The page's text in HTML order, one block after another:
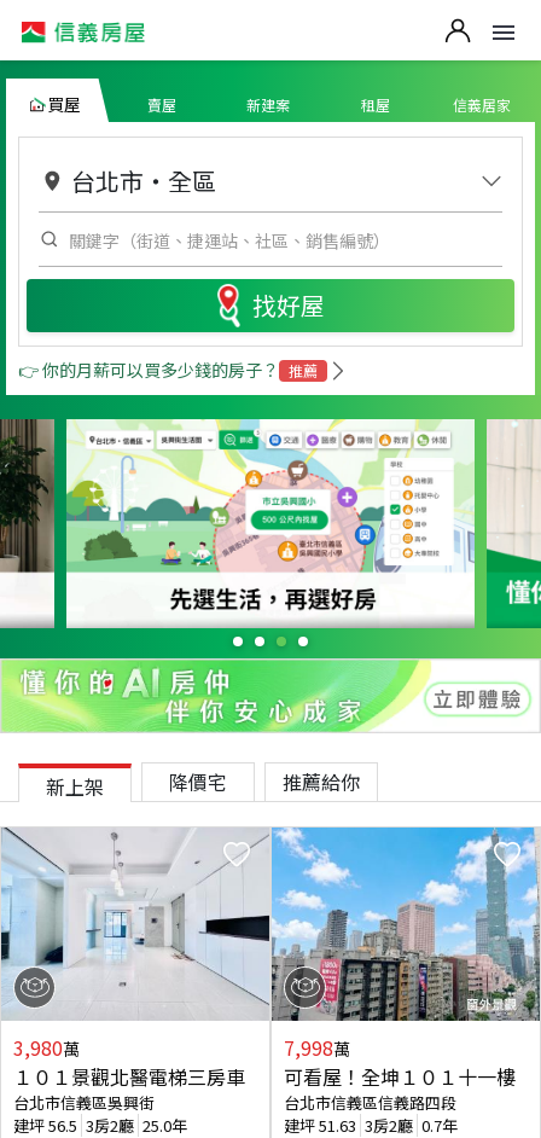
買屋 賣屋 新建案 租屋 信義居家
台北市 ・ 全區
找好屋
👉 你的月薪可以買多少錢的房子？ 推薦
新上架 降價宅 推薦給你
3,980萬
１０１景觀北醫電梯三房車
台北市信義區吳興街
建坪56.5 3房2廳 25.0年
7,998萬
可看屋！全坤１０１十一樓
台北市信義區信義路四段
建坪51.63 3房2廳 0.7年